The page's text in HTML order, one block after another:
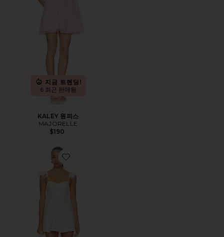
지금 트렌딩!
6 최근 판매됨
KALEY 원피스
MAJORELLE
$190